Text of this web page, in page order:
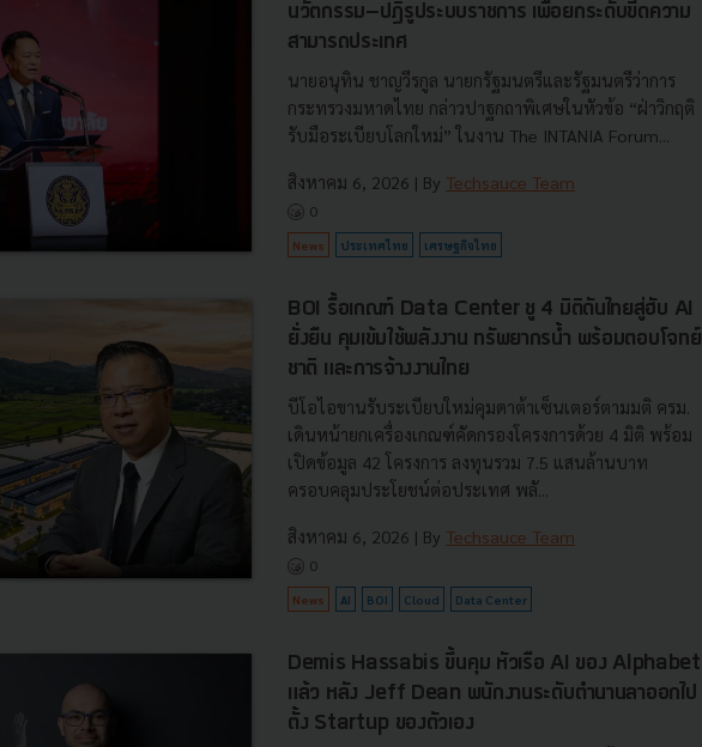
นวัตกรรม–ปฏิรูประบบราชการ เพื่อยกระดับขีดความ
สามารถประเทศ
นายอนุทิน ชาญวีรกูล นายกรัฐมนตรีและรัฐมนตรีว่าการ
กระทรวงมหาดไทย กล่าวปาฐกถาพิเศษในหัวข้อ “ฝ่าวิกฤติ
รับมือระเบียบโลกใหม่” ในงาน The INTANIA Forum...
สิงหาคม 6, 2026 | By Techsauce Team
0
News ประเทศไทย เศรษฐกิจไทย
BOI รื้อเกณฑ์ Data Center ชู 4 มิติดันไทยสู่ฮับ AI
ยั่งยืน คุมเข้มใช้พลังงาน ทรัพยากรน้ำ พร้อมตอบโจทย์
ชาติ และการจ้างงานไทย
บีโอไอขานรับระเบียบใหม่คุมดาต้าเซ็นเตอร์ตามมติ ครม.
เดินหน้ายกเครื่องเกณฑ์คัดกรองโครงการด้วย 4 มิติ พร้อม
เปิดข้อมูล 42 โครงการ ลงทุนรวม 7.5 แสนล้านบาท
ครอบคลุมประโยชน์ต่อประเทศ พลั...
สิงหาคม 6, 2026 | By Techsauce Team
0
News AI BOI Cloud Data Center
Demis Hassabis ขึ้นคุม หัวเรือ AI ของ Alphabet
แล้ว หลัง Jeff Dean พนักงานระดับตำนานลาออกไป
ตั้ง Startup ของตัวเอง